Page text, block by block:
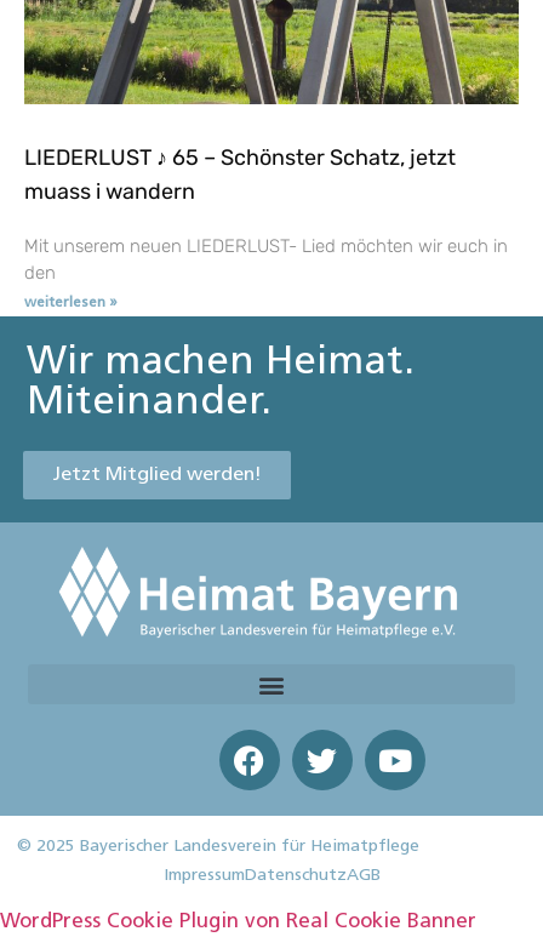
LIEDERLUST ♪ 65 – Schönster Schatz, jetzt
muass i wandern
Mit unserem neuen LIEDERLUST- Lied möchten wir euch in
den
weiterlesen »
Wir machen Heimat.
Miteinander.
Jetzt Mitglied werden!
© 2025 Bayerischer Landesverein für Heimatpflege
ImpressumDatenschutzAGB
WordPress Cookie Plugin von Real Cookie Banner